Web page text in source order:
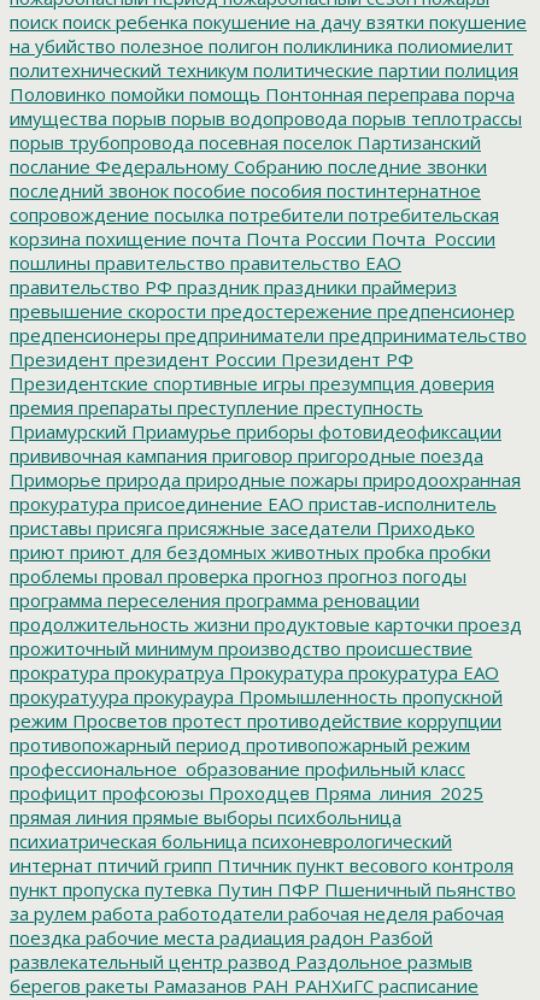
поиск поиск ребенка покушение на дачу взятки покушение
на убийство полезное полигон поликлиника полиомиелит
политехнический техникум политические партии полиция
Половинко помойки помощь Понтонная переправа порча
имущества порыв порыв водопровода порыв теплотрассы
порыв трубопровода посевная поселок Партизанский
послание Федеральному Собранию последние звонки
последний звонок пособие пособия постинтернатное
сопровождение посылка потребители потребительская
корзина похищение почта Почта России Почта_России
пошлины правительство правительство ЕАО
правительство РФ праздник праздники праймериз
превышение скорости предостережение предпенсионер
предпенсионеры предприниматели предпринимательство
Президент президент России Президент РФ
Президентские спортивные игры презумпция доверия
премия препараты преступление преступность
Приамурский Приамурье приборы фотовидеофиксации
прививочная кампания приговор пригородные поезда
Приморье природа природные пожары природоохранная
прокуратура присоединение ЕАО пристав-исполнитель
приставы присяга присяжные заседатели Приходько
приют приют для бездомных животных пробка пробки
проблемы провал проверка прогноз прогноз погоды
программа переселения программа реновации
продолжительность жизни продуктовые карточки проезд
прожиточный минимум производство происшествие
прократура прокуратруа Прокуратура прокуратура ЕАО
прокуратуура прокураура Промышленность пропускной
режим Просветов протест противодействие коррупции
противопожарный период противопожарный режим
профессиональное_образование профильный класс
профицит профсоюзы Проходцев Пряма_линия_2025
прямая линия прямые выборы психбольница
психиатрическая больница психоневрологический
интернат птичий грипп Птичник пункт весового контроля
пункт пропуска путевка Путин ПФР Пшеничный пьянство
за рулем работа работодатели рабочая неделя рабочая
поездка рабочие места радиация радон Разбой
развлекательный центр развод Раздольное размыв
берегов ракеты Рамазанов РАН РАНХиГС расписание